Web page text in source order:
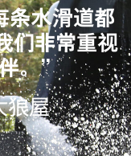
条水滑道都
们非常重视
。”
狼屋